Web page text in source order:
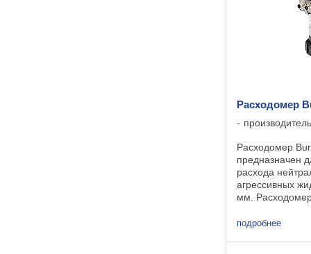
Расходомер
Расходомер
предназначен
расхода
агрессивных
мм.
линейку
подробнее